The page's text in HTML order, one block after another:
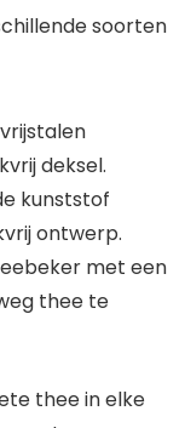
soorten
deksel.
kunststof
ontwerp.
met een
thee te
thee in elke